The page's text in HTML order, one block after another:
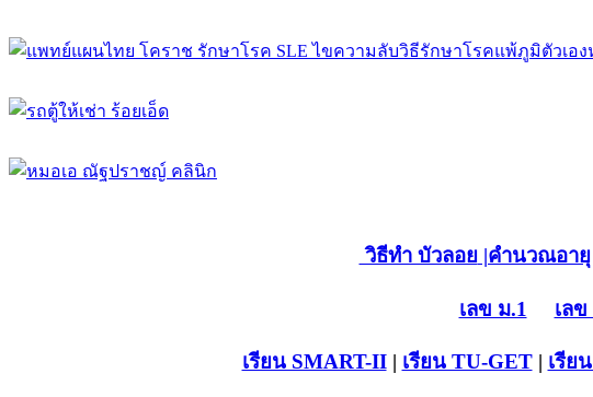
วิธีทำ บัวลอย |คำนวณอายุ
เลข ม.1 เลข
เรียน SMART-II| เรียน TU-GET| เรีย